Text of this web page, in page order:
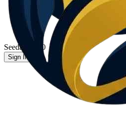
Seedance 2.0
Sign In